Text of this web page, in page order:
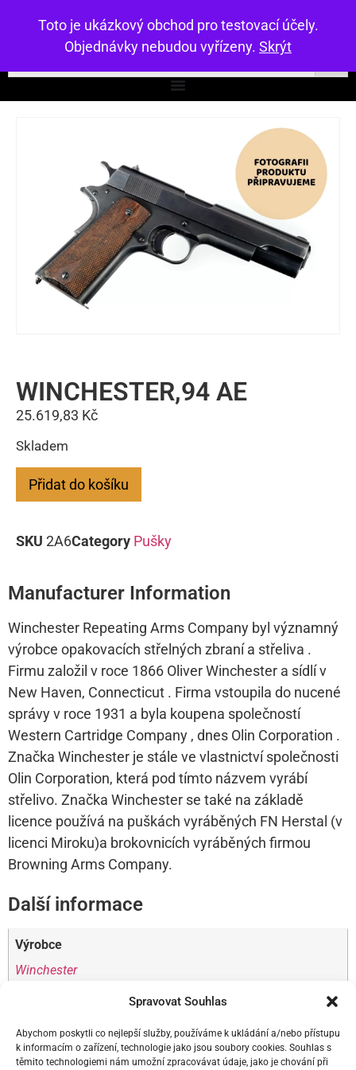
Spravovat Souhlas
Abychom poskytli co nejlepší služby, používáme k ukládání a/nebo přístupu
k informacím o zařízení, technologie jako jsou soubory cookies. Souhlas s
těmito technologiemi nám umožní zpracovávat údaje, jako je chování při
Toto je ukázkový obchod pro testovací účely.
Objednávky nebudou vyřízeny. Skrýt
WINCHESTER,94 AE
25.619,83 Kč
Skladem
Přidat do košíku
SKU 2A6Category Pušky
Manufacturer Information
Winchester Repeating Arms Company byl významný
výrobce opakovacích střelných zbraní a střeliva .
Firmu založil v roce 1866 Oliver Winchester a sídlí v
New Haven, Connecticut . Firma vstoupila do nucené
správy v roce 1931 a byla koupena společností
Western Cartridge Company , dnes Olin Corporation .
Značka Winchester je stále ve vlastnictví společnosti
Olin Corporation, která pod tímto názvem vyrábí
střelivo. Značka Winchester se také na základě
licence používá na puškách vyráběných FN Herstal (v
licenci Miroku)a brokovnicích vyráběných firmou
Browning Arms Company.
Další informace
Výrobce
Winchester
30-30 Win.
Stav zbraně